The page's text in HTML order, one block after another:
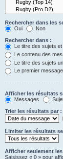
Rechercher dans les
Oui
Non
Rechercher dans :
Le titre des sujets
Le contenu des
Le titre des sujets
Le premier
Afficher les résultats
Messages
Trier les résultats par :
Limiter les résultats
Afficher seulement
Saisissez « 0 » pour